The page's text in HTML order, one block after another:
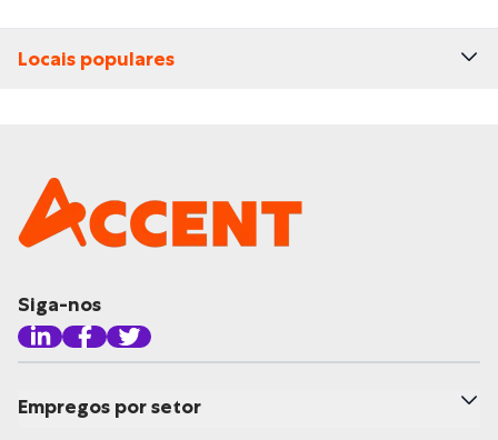
Locais populares
Siga-nos
Empregos por setor